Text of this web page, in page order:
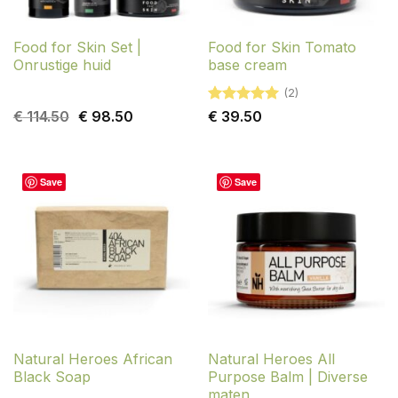
Food for Skin Set |
Onrustige huid
€114.50 Oorspronkelijke
€ 98.50Huidige
Food for Skin Tomato
base cream
Gewaardeerd
(2)
€ 39.50
Save
Natural Heroes African
Black Soap
Save
Natural Heroes All
Purpose Balm | Diverse